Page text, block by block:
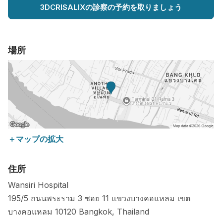
3DCRISALIXの診察の予約を取りましょう
場所
＋マップの拡大
住所
Wansiri Hospital
195/5 ถนนพระราม 3 ซอย 11 แขวงบางคอแหลม เขต
บางคอแหลม 10120 Bangkok, Thailand